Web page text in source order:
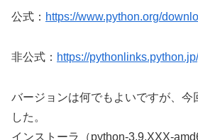
公式： https://www.python.org/
非公式： https://
バージョンは何でもよいですが、今
した。
インストーラ（python-3.9.XXX-